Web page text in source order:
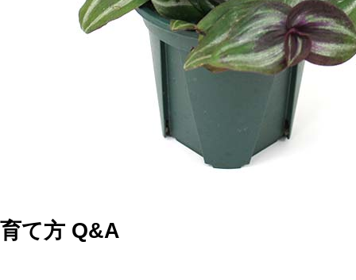
育て方 Q&A